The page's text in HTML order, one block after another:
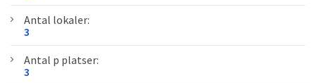
Antal lokaler:
3
Antal p platser:
3